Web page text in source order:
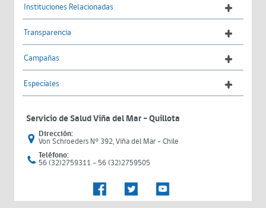
Instituciones Relacionadas
Transparencia
Campañas
Especiales
Servicio de Salud Viña del Mar – Quillota
Dirección:
Von Schroeders N° 392, Viña del Mar - Chile
Teléfono:
56 (32)2759311 - 56 (32)2759505